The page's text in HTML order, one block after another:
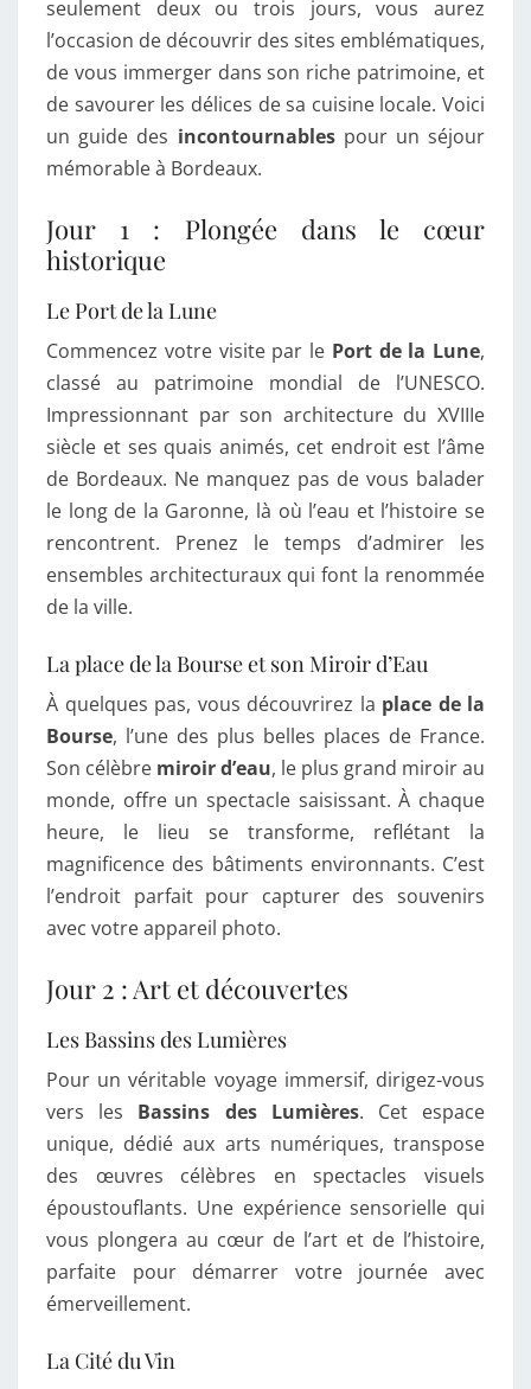
seulement deux ou trois jours, vous aurez
l’occasion de découvrir des sites emblématiques,
de vous immerger dans son riche patrimoine, et
de savourer les délices de sa cuisine locale. Voici
un guide des incontournablespour un séjour
mémorable à Bordeaux.
Jour 1 : Plongée dans le cœur
historique
Le Port de la Lune
Commencez votre visite par le Port de la Lune,
classé au patrimoine mondial de l’UNESCO.
Impressionnant par son architecture du XVIIIe
siècle et ses quais animés, cet endroit est l’âme
de Bordeaux. Ne manquez pas de vous balader
le long de la Garonne, là où l’eau et l’histoire se
rencontrent. Prenez le temps d’admirer les
ensembles architecturaux qui font la renommée
de la ville.
La place de la Bourse et son Miroir d’Eau
À quelques pas, vous découvrirez la place de la
Bourse, l’une des plus belles places de France.
Son célèbre miroir d’eau, le plus grand miroir au
monde, offre un spectacle saisissant. À chaque
heure, le lieu se transforme, reflétant la
magnificence des bâtiments environnants. C’est
l’endroit parfait pour capturer des souvenirs
avec votre appareil photo.
Jour 2 : Art et découvertes
Les Bassins des Lumières
Pour un véritable voyage immersif, dirigez-vous
vers les Bassins des Lumières. Cet espace
unique, dédié aux arts numériques, transpose
des œuvres célèbres en spectacles visuels
époustouflants. Une expérience sensorielle qui
vous plongera au cœur de l’art et de l’histoire,
parfaite pour démarrer votre journée avec
émerveillement.
La Cité du Vin